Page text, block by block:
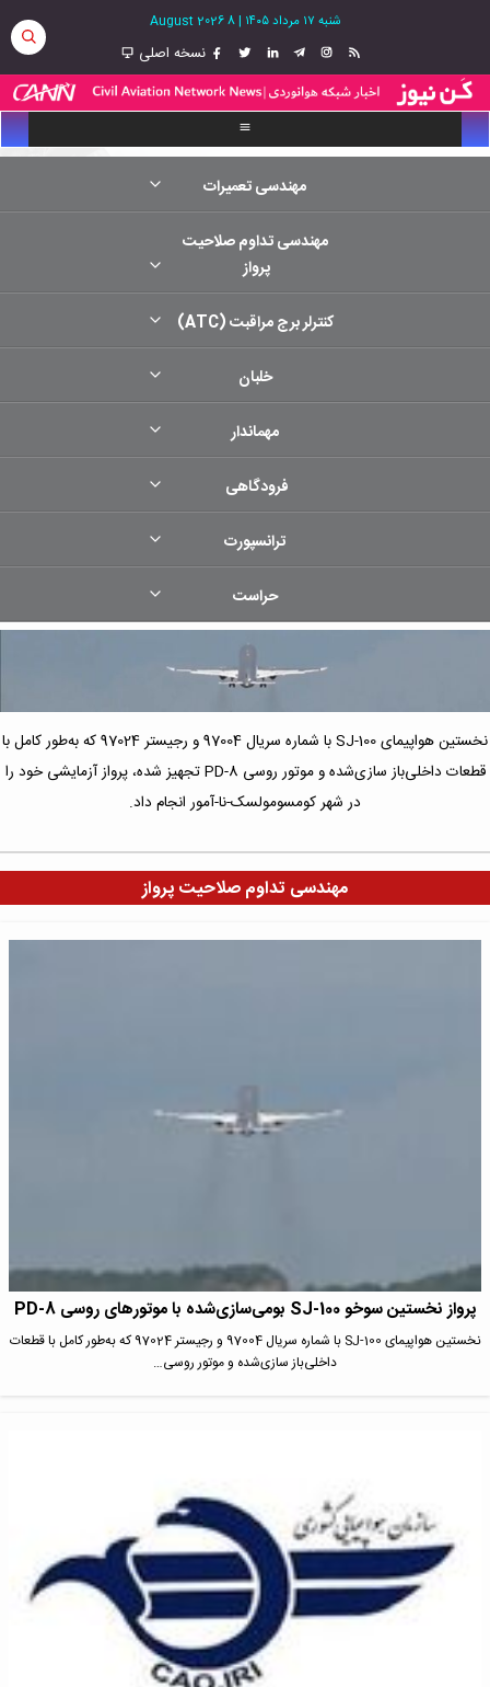
شنبه ۱۷ مرداد ۱۴۰۵ |
8 August 2026
نسخه اصلی
مهندسی تعمیرات
مهندسی تداوم صلاحیت
پرواز
کنترلر برج مراقبت (ATC)
خلبان
مهماندار
فرودگاهی
ترانسپورت
حراست
نخستین هواپیمای SJ-100 با شماره سریال 97004 و رجیستر 97024 که به‌طور کامل با
قطعات داخلی‌باز سازی‌شده و موتور روسی PD-8 تجهیز شده، پرواز آزمایشی خود را
در شهر کومسومولسک-نا-آمور انجام داد.
مهندسی تداوم صلاحیت پرواز
پرواز نخستین سوخو SJ-100 بومی‌سازی‌شده با موتورهای روسی PD-8
نخستین هواپیمای SJ-100 با شماره سریال 97004 و رجیستر 97024 که به‌طور کامل با قطعات
داخلی‌باز سازی‌شده و موتور روسی…